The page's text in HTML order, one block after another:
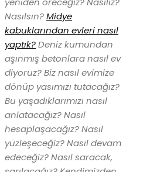
Nasılsın?Midye
kabuklarından evleri nasıl
yaptık?Deniz kumundan
aşınmış betonlara nasıl ev
diyoruz? Biz nasıl evimize
dönüp yasımızı tutacağız?
Bu yaşadıklarımızı nasıl
anlatacağız? Nasıl
hesaplaşacağız? Nasıl
yüzleşeceğiz? Nasıl devam
edeceğiz? Nasıl saracak,